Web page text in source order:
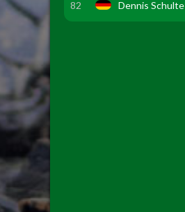
82 Dennis Schulte